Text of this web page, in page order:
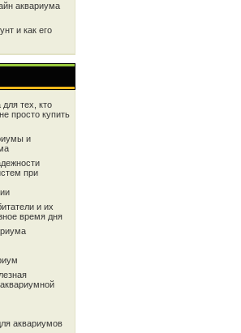
аквариума
и как его
тех, кто
просто купить
и
при
и их
время дня
аквариумов